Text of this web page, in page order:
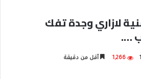
لازاري وجدة تفك
….
1,266 أقل من دقيقة